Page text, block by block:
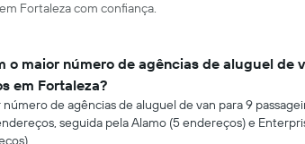
Fortaleza com confiança.
o maior número de agências de aluguel de
em Fortaleza?
de agências de aluguel de van para 9
seguida pela Alamo (5 endereços) e